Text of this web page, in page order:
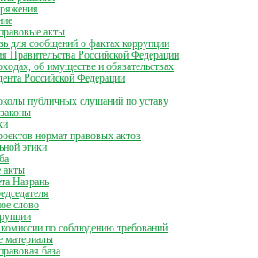
акты
для сообщений о фактах коррупции
Правительства Российской Федерации
об имуществе и обязательствах
Российской Федерации
публичных слушаний по уставу
нормат правовых актов
этики
акты
Назрань
слово
комиссии по соблюдению требований
материалы
база